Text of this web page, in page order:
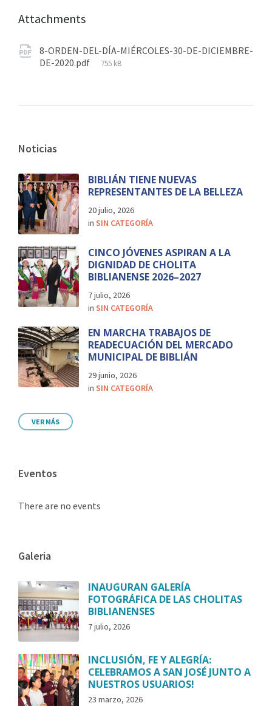
Attachments
8-ORDEN-DEL-DÍA-MIÉRCOLES-30-DE-DICIEMBRE-
DE-2020.pdf
755 kB
Noticias
BIBLIÁN TIENE NUEVAS
REPRESENTANTES DE LA BELLEZA
20 julio, 2026
in SIN CATEGORÍA
CINCO JÓVENES ASPIRAN A LA
DIGNIDAD DE CHOLITA
BIBLIANENSE 2026–2027
7 julio, 2026
in SIN CATEGORÍA
EN MARCHA TRABAJOS DE
READECUACIÓN DEL MERCADO
MUNICIPAL DE BIBLIÁN
29 junio, 2026
in SIN CATEGORÍA
VER MÁS
Eventos
There are no events
Galeria
INAUGURAN GALERÍA
FOTOGRÁFICA DE LAS CHOLITAS
BIBLIANENSES
7 julio, 2026
INCLUSIÓN, FE Y ALEGRÍA:
CELEBRAMOS A SAN JOSÉ JUNTO A
NUESTROS USUARIOS!
23 marzo, 2026